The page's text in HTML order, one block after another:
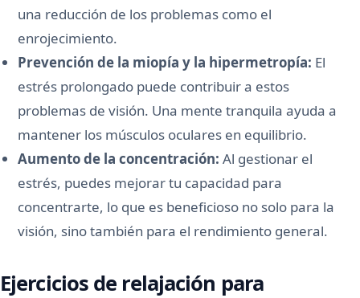
una reducción de los problemas como el
enrojecimiento.
Prevención de la miopía y la hipermetropía: El
estrés prolongado puede contribuir a estos
problemas de visión. Una mente tranquila ayuda a
mantener los músculos oculares en equilibrio.
Aumento de la concentración: Al gestionar el
estrés, puedes mejorar tu capacidad para
concentrarte, lo que es beneficioso no solo para la
visión, sino también para el rendimiento general.
Ejercicios de relajación para